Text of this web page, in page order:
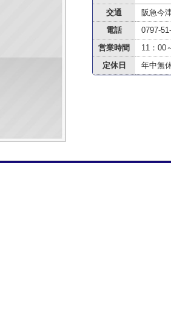
交通
阪急今
電話
0797-
営業時間
11：00
定休日
年中無